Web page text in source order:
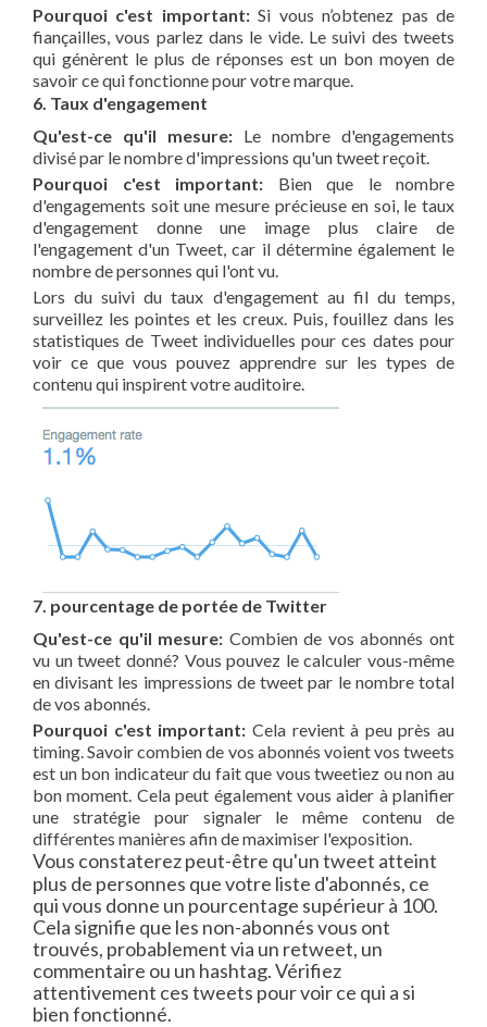
Pourquoi c'est important:Si vous n’obtenez pas de
fiançailles, vous parlez dans le vide. Le suivi des tweets
qui génèrent le plus de réponses est un bon moyen de
savoir ce qui fonctionne pour votre marque.
6. Taux d'engagement
Qu'est-ce qu'il mesure: Le nombre d'engagements
divisé par le nombre d'impressions qu'un tweet reçoit.
Pourquoi c'est important: Bien que le nombre
d'engagements soit une mesure précieuse en soi, le taux
d'engagement donne une image plus claire de
l'engagement d'un Tweet, car il détermine également le
nombre de personnes qui l'ont vu.
Lors du suivi du taux d'engagement au fil du temps,
surveillez les pointes et les creux. Puis, fouillez dans les
statistiques de Tweet individuelles pour ces dates pour
voir ce que vous pouvez apprendre sur les types de
contenu qui inspirent votre auditoire.
7. pourcentage de portée de Twitter
Qu'est-ce qu'il mesure: Combien de vos abonnés ont
vu un tweet donné? Vous pouvez le calculer vous-même
en divisant les impressions de tweet par le nombre total
de vos abonnés.
Pourquoi c'est important: Cela revient à peu près au
timing. Savoir combien de vos abonnés voient vos tweets
est un bon indicateur du fait que vous tweetiez ou non au
bon moment. Cela peut également vous aider à planifier
une stratégie pour signaler le même contenu de
différentes manières afin de maximiser l'exposition.
Vous constaterez peut-être qu'un tweet atteint
plus de personnes que votre liste d'abonnés, ce
qui vous donne un pourcentage supérieur à 100.
Cela signifie que les non-abonnés vous ont
trouvés, probablement via un retweet, un
commentaire ou un hashtag. Vérifiez
attentivement ces tweets pour voir ce qui a si
bien fonctionné.